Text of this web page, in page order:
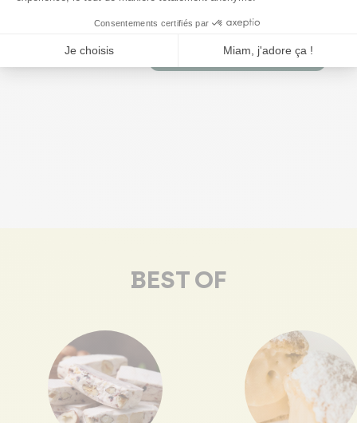
28,02 €
 
Ajouter
BEST OF